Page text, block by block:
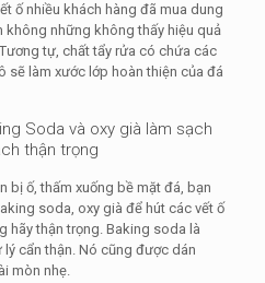
ố nhiều khách hàng đã mua dung
không những không thấy hiệu quả
tự, chất tẩy rửa có chứa các
sẽ làm xước lớp hoàn thiện của đá
Soda và oxy già làm sạch
thận trọng
bị ố, thấm xuống bề mặt đá, bạn
soda, oxy già để hút các vết ố
hãy thận trọng. Baking soda là
cẩn thận. Nó cũng được dán
mòn nhẹ.